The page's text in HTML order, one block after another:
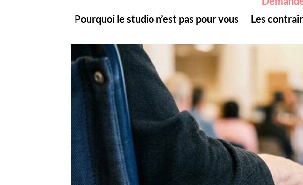
Pourquoi le studio n’est pas pour vous
Les